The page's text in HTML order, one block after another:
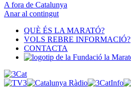
A fora de Catalunya
Anar al contingut
QUÈ ÉS LA MARATÓ?
VOLS REBRE INFORMACIÓ?
CONTACTA